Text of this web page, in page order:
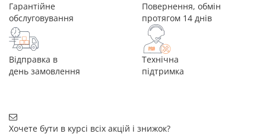
Гарантійне
обслуговування
Повернення, обмін
протягом 14 днів
Відправка в
день замовлення
Технічна
підтримка
Хочете бути в курсі всіх акцій і знижок?